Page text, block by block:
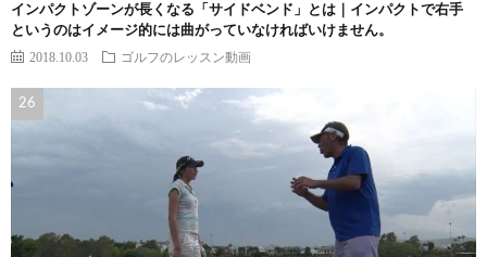
インパクトゾーンが長くなる「サイドベンド」とは｜インパクトで右手
というのはイメージ的には曲がっていなければいけません。
2018.10.03 ゴルフのレッスン動画